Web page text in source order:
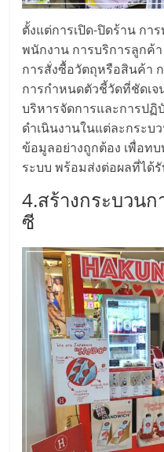
รวม
ข้อมูล
ธุรกิจ
SME
แห่ง
ประเทศไทย,
ThaiSMEsCenter,
รวม
ไทย,
ปรึกษา
รวม
ตั้งแต่การเปิด-ปิดร้าน กา
พนักงาน การบริการลูกค้
การสั่งซื้อวัตถุหรือสินค้า
การกำหนดตัวชี้วัดที่ชัดเ
บริหารจัดการและการปฏิ
ดำเนินงานในแต่ละกระบ
ข้อมูลอย่างถูกต้อง เพื่อท
ระบบ พร้อมส่งต่อผลที่ได้
4.สร้างกระบวน
ซี